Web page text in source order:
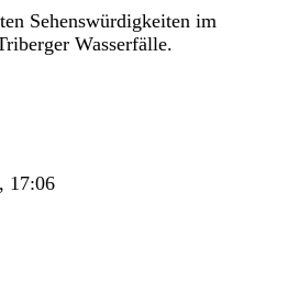
Sehenswürdigkeiten im
Wasserfälle.
17:06